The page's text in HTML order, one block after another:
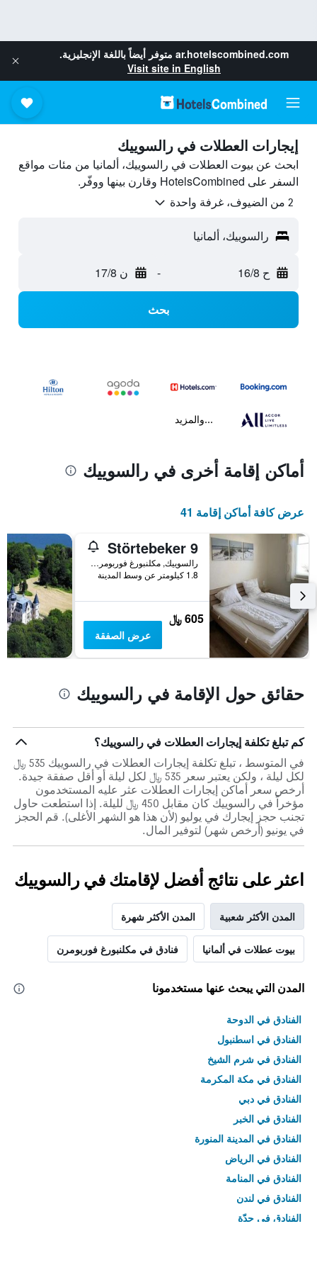
ar.hotelscombined.com متوفر أيضاً باللغة الإنجليزية.
Visit site in English
إيجارات العطلات في رالسوييك
ابحث عن بيوت العطلات في رالسوييك، ألمانيا من مئات مواقع
السفر على HotelsCombined وقارن بينها ووفّر.
2 من الضيوف، غرفة واحدة
رالسوييك، ألمانيا
ح 16/8 - ن 17/8
بحث
...والمزيد
أماكن إقامة أخرى في رالسوييك
عرض كافة أماكن إقامة 41
Störtebeker 9
رالسوييك, مكلنبورغ فوربومرن, ألمانيا
1.8 كيلومتر عن وسط المدينة
605 ﷼
عرض الصفقة
حقائق حول الإقامة في رالسوييك
كم تبلغ تكلفة إيجارات العطلات في رالسوييك؟
في المتوسط ، تبلغ تكلفة إيجارات العطلات في رالسوييك 535 ﷼
لكل ليلة ، ولكن يعتبر سعر 535 ﷼ لكل ليلة أو أقل صفقة جيدة.
أرخص سعر أماكن إيجارات العطلات عثر عليه المستخدمون
مؤخراً في رالسوييك كان مقابل 450 ﷼ لليلة. إذا استطعت حاول
تجنب حجز إيجارك في يوليو (لأن هذا هو الشهر الأغلى). قم الحجز
في يونيو (أرخص شهر) لتوفير المال.
اعثر على نتائج أفضل لإقامتك في رالسوييك
المدن الأكثر شعبية المدن الأكثر شهرة
بيوت عطلات في ألمانيا فنادق في مكلنبورغ فوربومرن
المدن التي يبحث عنها مستخدمونا
الفنادق في الدوحة
الفنادق في اسطنبول
الفنادق في شرم الشيخ
الفنادق في مكة المكرمة
الفنادق في دبي
الفنادق في الخبر
الفنادق في المدينة المنورة
الفنادق في الرياض
الفنادق في المنامة
الفنادق في لندن
الفنادق في جدّة